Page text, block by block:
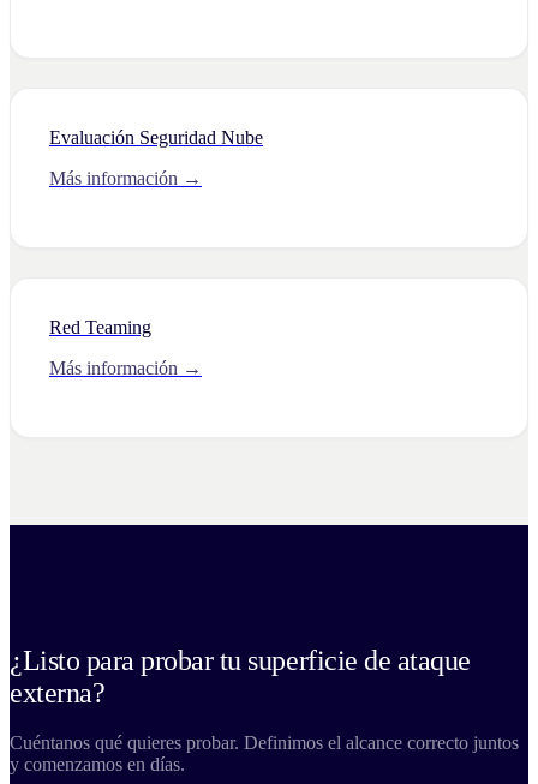
Evaluación Seguridad Nube
Más información →
Red Teaming
Más información →
¿Listo para probar tu superficie de ataque
externa?
Cuéntanos qué quieres probar. Definimos el alcance correcto juntos
y comenzamos en días.